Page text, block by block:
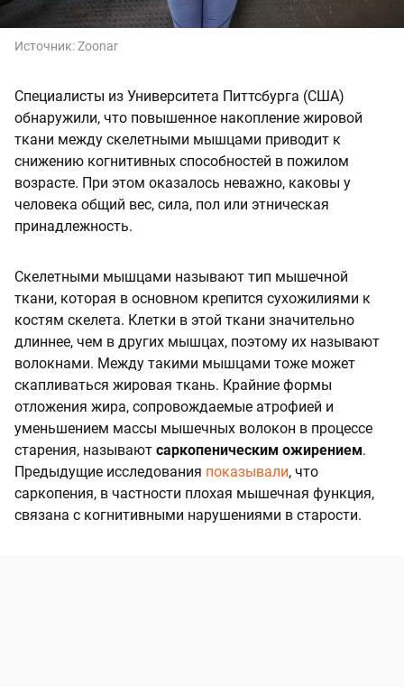
Источник:Zoonar
Специалисты из Университета Питтсбурга (США)
обнаружили, что повышенное накопление жировой
ткани между скелетными мышцами приводит к
снижению когнитивных способностей в пожилом
возрасте. При этом оказалось неважно, каковы у
человека общий вес, сила, пол или этническая
принадлежность.
Скелетными мышцами называют тип мышечной
ткани, которая в основном крепится сухожилиями к
костям скелета. Клетки в этой ткани значительно
длиннее, чем в других мышцах, поэтому их называют
волокнами. Между такими мышцами тоже может
скапливаться жировая ткань. Крайние формы
отложения жира, сопровождаемые атрофией и
уменьшением массы мышечных волокон в процессе
старения, называют саркопеническим ожирением.
Предыдущие исследования показывали, что
саркопения, в частности плохая мышечная функция,
связана с когнитивными нарушениями в старости.